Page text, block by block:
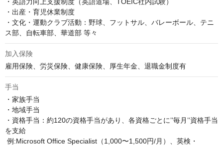
・出産・育児休業制度
・文化・運動クラブ活動：野球、フットサル、バレーボール、テニ
ス部、自転車部、華道部 等々
加入保険
雇用保険、労災保険、健康保険、厚生年金、退職金制度有
手当
・家族手当
・地域手当
・資格手当：約120の資格手当があり、各資格ごとに’’毎月’’資格手当
を支給